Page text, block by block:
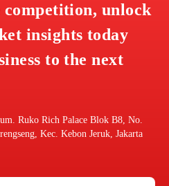
competition, unlock
insights today
to the next
Ruko Rich Palace Blok B8, No.
Kec. Kebon Jeruk, Jakarta